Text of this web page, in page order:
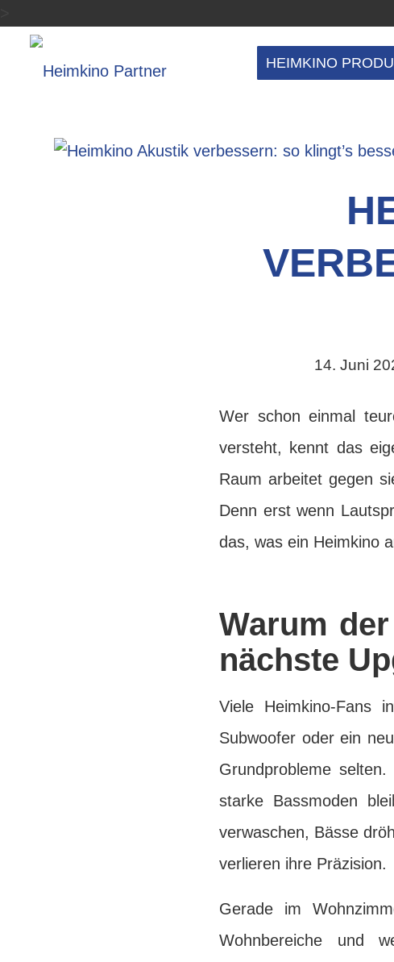
HEIMKINO
14. Juni
Wer schon einmal
versteht, kennt das
Raum arbeitet gegen
Denn erst wenn
das, was ein Heimkino
Warum
nächste
Viele Heimkino-Fans
Subwoofer oder ein
Grundprobleme
starke Bassmoden
verwaschen, Bässe
verlieren ihre Präzision.
Gerade im
Wohnbereiche und